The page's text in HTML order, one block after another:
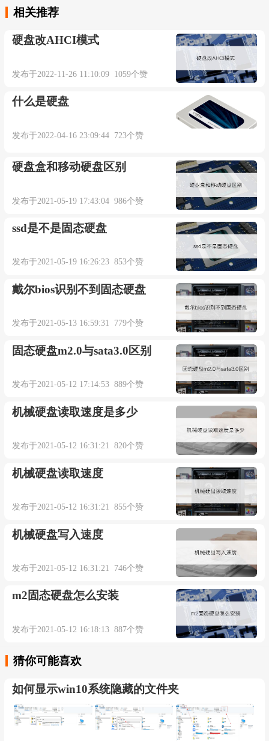
相关推荐
硬盘改AHCI模式
发布于2022-11-26 11:10:09 1059个赞
什么是硬盘
发布于2022-04-16 23:09:44 723个赞
硬盘盒和移动硬盘区别
发布于2021-05-19 17:43:04 986个赞
ssd是不是固态硬盘
发布于2021-05-19 16:26:23 853个赞
戴尔bios识别不到固态硬盘
发布于2021-05-13 16:59:31 779个赞
固态硬盘m2.0与sata3.0区别
发布于2021-05-12 17:14:53 889个赞
机械硬盘读取速度是多少
发布于2021-05-12 16:31:21 820个赞
机械硬盘读取速度
发布于2021-05-12 16:31:21 855个赞
机械硬盘写入速度
发布于2021-05-12 16:31:21 746个赞
m2固态硬盘怎么安装
发布于2021-05-12 16:18:13 887个赞
猜你可能喜欢
如何显示win10系统隐藏的文件夹